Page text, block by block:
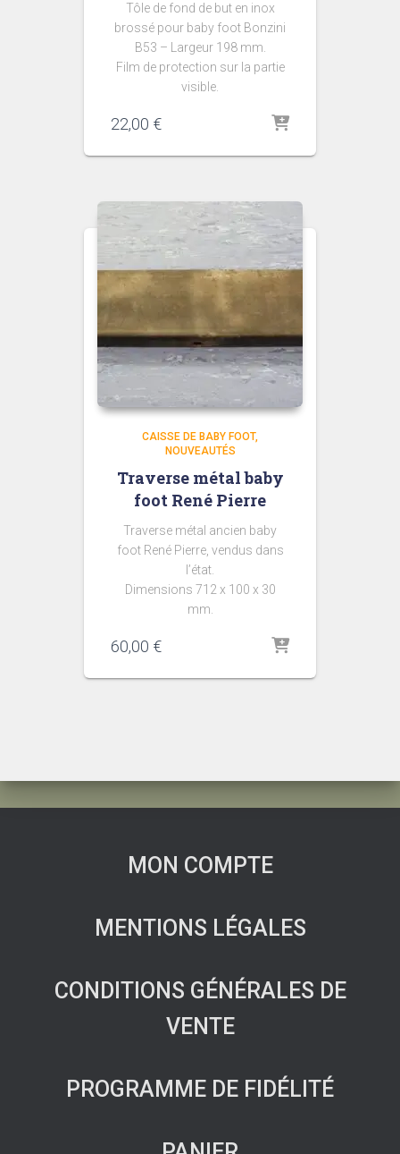
Tôle de fond de but en inox
brossé pour baby foot Bonzini
B53 – Largeur 198 mm.
Film de protection sur la partie
visible.
22,00 €
CAISSE DE BABY FOOT
NOUVEAUTÉS
Traverse métal baby
foot René Pierre
Traverse métal ancien baby
foot René Pierre, vendus dans
l’état.
Dimensions 712 x 100 x 30
mm.
60,00 €
MON COMPTE
MENTIONS LÉGALES
CONDITIONS GÉNÉRALES DE
VENTE
PROGRAMME DE FIDÉLITÉ